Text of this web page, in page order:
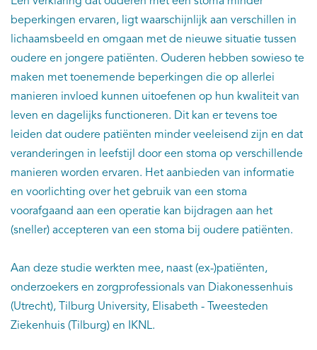
beperkingen ervaren, ligt waarschijnlijk aan verschillen in
lichaamsbeeld en omgaan met de nieuwe situatie tussen
oudere en jongere patiënten. Ouderen hebben sowieso te
maken met toenemende beperkingen die op allerlei
manieren invloed kunnen uitoefenen op hun kwaliteit van
leven en dagelijks functioneren. Dit kan er tevens toe
leiden dat oudere patiënten minder veeleisend zijn en dat
veranderingen in leefstijl door een stoma op verschillende
manieren worden ervaren. Het aanbieden van informatie
en voorlichting over het gebruik van een stoma
voorafgaand aan een operatie kan bijdragen aan het
(sneller) accepteren van een stoma bij oudere patiënten.
Aan deze studie werkten mee, naast (ex-)patiënten,
onderzoekers en zorgprofessionals van Diakonessenhuis
(Utrecht), Tilburg University, Elisabeth - Tweesteden
Ziekenhuis (Tilburg) en IKNL.